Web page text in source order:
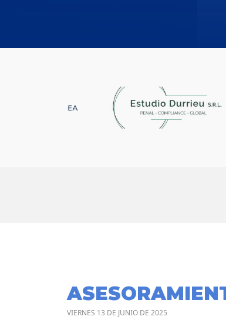
VIERNES 13 DE JUNIO DE 2025